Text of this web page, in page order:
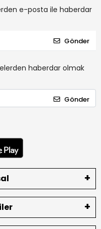
e-posta ile haberdar
Gönder
haberdar olmak
Gönder